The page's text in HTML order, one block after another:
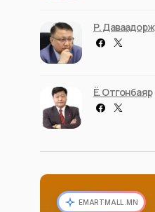
Р. Даваадорж
Ё. Отгонбаяр
EMARTMALL.MN